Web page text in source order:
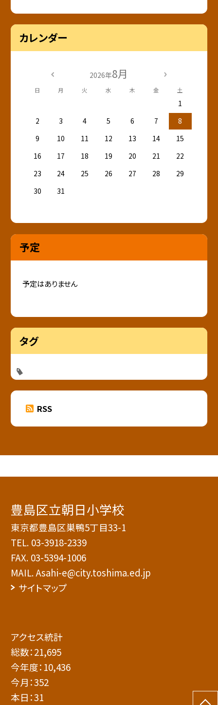
カレンダー
2026年8月
日 月 火 水 木 金 土
1
2
3 4 5 6 7
8
9
10 11 12 13 14
15
16
17 18 19 20 21
22
23
24 25 26 27 28
29
30
31
予定
予定はありません
タグ
RSS
豊島区立朝日小学校
東京都豊島区巣鴨5丁目33-1
TEL. 03-3918-2339
FAX. 03-5394-1006
MAIL. Asahi-e@city.toshima.ed.jp
サイトマップ
アクセス統計
総数：21,695
今年度： 10,436
今月：352
本日：31